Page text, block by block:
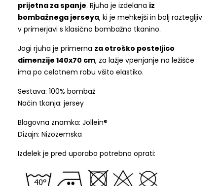
prijetna za spanje. Rjuha je izdelana iz
bombažnega jerseya, ki je mehkejši in bolj raztegljiv
v primerjavi s klasično bombažno tkanino.
Jogi rjuha je primerna za otroško posteljico
dimenzije 140x70 cm, za lažje vpenjanje na ležišče
ima po celotnem robu všito elastiko.
Sestava: 100% bombaž
Način tkanja: jersey
Blagovna znamka: Jollein®
Dizajn: Nizozemska
Izdelek je pred uporabo potrebno oprati: